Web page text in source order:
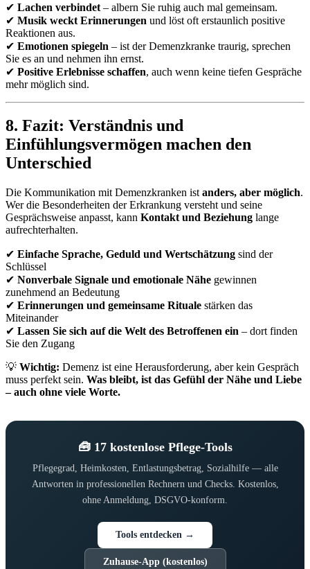
✔ Lachen verbindet – albern Sie ruhig auch mal gemeinsam.
✔ Musik weckt Erinnerungen und löst oft erstaunlich positive
Reaktionen aus.
✔ Emotionen spiegeln – ist der Demenzkranke traurig, sprechen
Sie es an und nehmen ihn ernst.
✔ Positive Erlebnisse schaffen, auch wenn keine tiefen Gespräche
mehr möglich sind.
8. Fazit: Verständnis und
Einfühlungsvermögen machen den
Unterschied
Die Kommunikation mit Demenzkranken ist anders, aber möglich.
Wer die Besonderheiten der Erkrankung versteht und seine
Gesprächsweise anpasst, kann Kontakt und Beziehung lange
aufrechterhalten.
✔ Einfache Sprache, Geduld und Wertschätzung sind der
Schlüssel
✔ Nonverbale Signale und emotionale Nähe gewinnen
zunehmend an Bedeutung
✔ Erinnerungen und gemeinsame Rituale stärken das
Miteinander
✔ Lassen Sie sich auf die Welt des Betroffenen ein – dort finden
Sie den Zugang
💡 Wichtig: Demenz ist eine Herausforderung, aber kein Gespräch
muss perfekt sein. Was bleibt, ist das Gefühl der Nähe und Liebe
– auch ohne viele Worte.
🧰 17 kostenlose Pflege-Tools
Pflegegrad, Heimkosten, Entlastungsbetrag, Sozialhilfe — alle
Antworten in professionellen Rechnern und Checks. Kostenlos,
ohne Anmeldung, DSGVO-konform.
Tools entdecken →
Zuhause-App (kostenlos)